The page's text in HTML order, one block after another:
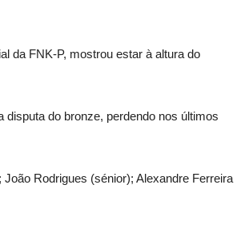
da FNK-P, mostrou estar à altura do
do bronze, perdendo nos últimos
Rodrigues (sénior); Alexandre Ferreira